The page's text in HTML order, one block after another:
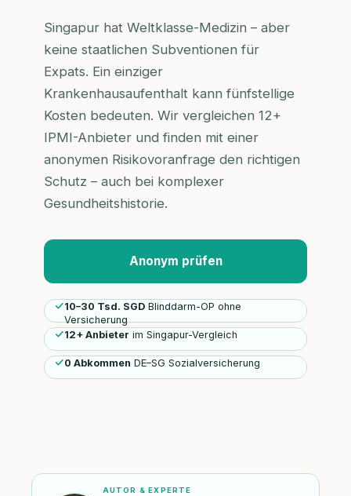
Singapur hat Weltklasse-Medizin – aber
keine staatlichen Subventionen für
Expats. Ein einziger
Krankenhausaufenthalt kann fünfstellige
Kosten bedeuten. Wir vergleichen 12+
IPMI-Anbieter und finden mit einer
anonymen Risikovoranfrage den richtigen
Schutz – auch bei komplexer
Gesundheitshistorie.
Anonym prüfen
10–30 Tsd. SGD Blinddarm-OP ohne
Versicherung
12+ Anbieter im Singapur-Vergleich
0 Abkommen DE–SG Sozialversicherung
AUTOR & EXPERTE